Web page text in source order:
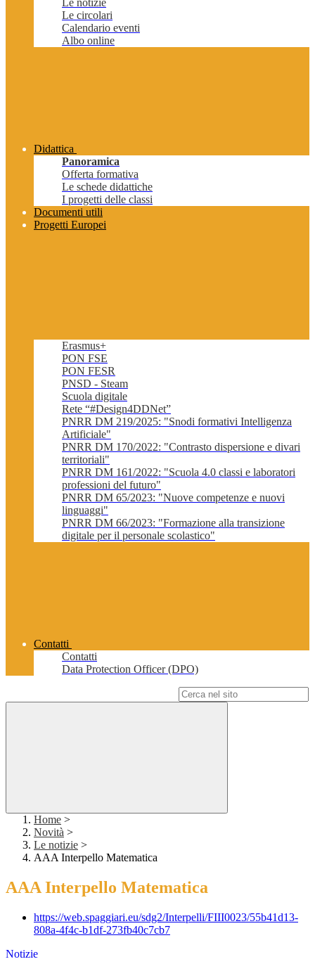
Le notizie
Le circolari
Calendario eventi
Albo online
Didattica
Panoramica
Offerta formativa
Le schede didattiche
I progetti delle classi
Documenti utili
Progetti Europei
Erasmus+
PON FSE
PON FESR
PNSD - Steam
Scuola digitale
Rete “#Design4DDNet”
PNRR DM 219/2025: "Snodi formativi Intelligenza
Artificiale"
PNRR DM 170/2022: "Contrasto dispersione e divari
territoriali"
PNRR DM 161/2022: "Scuola 4.0 classi e laboratori
professioni del futuro"
PNRR DM 65/2023: "Nuove competenze e nuovi
linguaggi"
PNRR DM 66/2023: "Formazione alla transizione
digitale per il personale scolastico"
Contatti
Contatti
Data Protection Officer (DPO)
Home >
Novità >
Le notizie >
AAA Interpello Matematica
AAA Interpello Matematica
https://web.spaggiari.eu/sdg2/Interpelli/FIII0023/55b41d13-
808a-4f4c-b1df-273fb40c7cb7
Notizie